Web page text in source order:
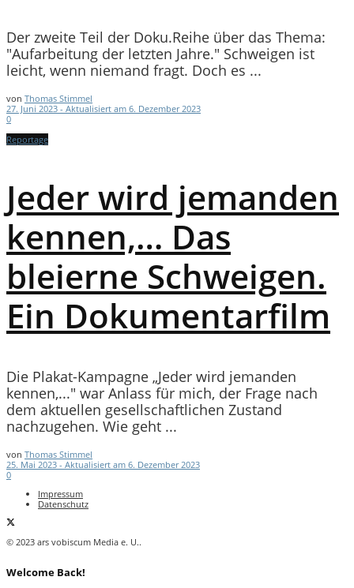
Der zweite Teil der Doku.Reihe über das Thema:
"Aufarbeitung der letzten Jahre." Schweigen ist
leicht, wenn niemand fragt. Doch es ...
von Thomas Stimmel
27. Juni 2023 - Aktualisiert am 6. Dezember 2023
0
Reportage
Jeder wird jemanden
kennen,… Das
bleierne Schweigen.
Ein Dokumentarfilm
Die Plakat-Kampagne „Jeder wird jemanden
kennen,..." war Anlass für mich, der Frage nach
dem aktuellen gesellschaftlichen Zustand
nachzugehen. Wie geht ...
von Thomas Stimmel
25. Mai 2023 - Aktualisiert am 6. Dezember 2023
0
Impressum
Datenschutz
© 2023 ars vobiscum Media e. U..
Welcome Back!